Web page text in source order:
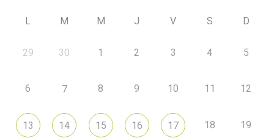
L M M J V S D
29 30 1 2 3 4 5
6 7 8 9 10 11 12
13 14 15 16 17 18 19